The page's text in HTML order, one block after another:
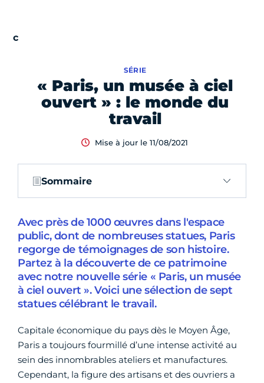
« Paris, un musée à ciel
ouvert » : le monde du
travail
SÉRIE
Mise à jour le 11/08/2021
Sommaire
Avec près de 1000 œuvres dans l'espace
public, dont de nombreuses statues, Paris
regorge de témoignages de son histoire.
Partez à la découverte de ce patrimoine
avec notre nouvelle série « Paris, un musée
à ciel ouvert ». Voici une sélection de sept
statues célébrant le travail.
Capitale économique du pays dès le Moyen Âge,
Paris a toujours fourmillé d’une intense activité au
sein des innombrables ateliers et manufactures.
Cependant, la figure des artisans et des ouvriers a